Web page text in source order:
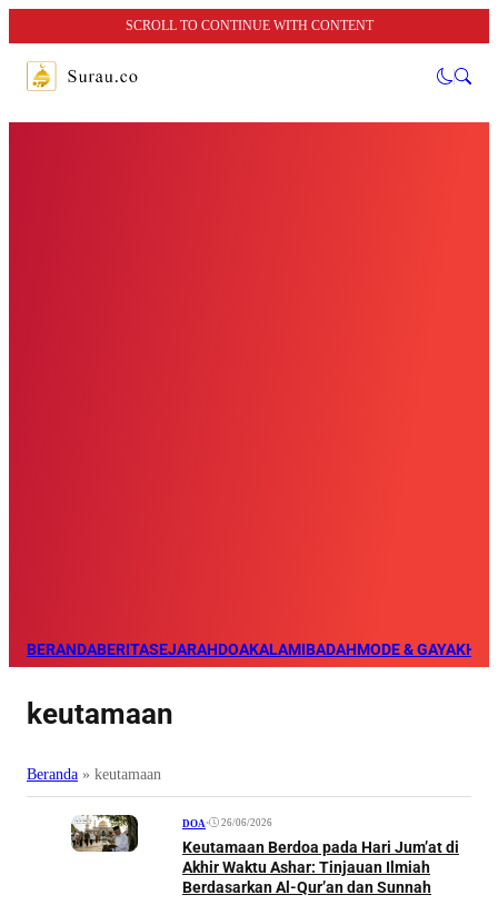
SCROLL TO CONTINUE WITH CONTENT
BERANDABERITASEJARAHDOAKALAMIBADAHMODE & GAYA
keutamaan
Beranda » keutamaan
DOA • 26/06/2026
Keutamaan Berdoa pada Hari Jum’at di
Akhir Waktu Ashar: Tinjauan Ilmiah
Berdasarkan Al-Qur’an dan Sunnah